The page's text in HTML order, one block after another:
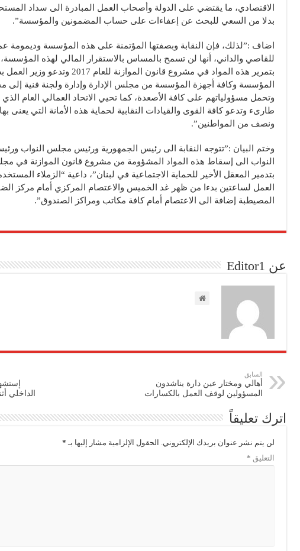
الاقتصادي، ما يقتضي على الدولة وأصحاب العمل المبادرة الى سداد
بدلا من السعي للبحث عن إعفاءات على حساب المضمونين والمؤسسة”.
اضاف :”لذلك، فإن النقابة وبصفتها المؤتمنة على هذه المؤسسة وديمومة
للقاصي والداني، أنها لن تسمح بالمساس بالاستقرار المالي لهذه
بتمرير هذه المواد في مشروع قانون
المؤسسة وكافة أجهزة المؤسسة من مجلس الإدارة وإدارة ولجنة فنية إلى
وتحمل مسؤولياتهم على كافة الأصعدة، كما تحيي الاتحاد العمالي العام
طارىء وتدعو كافة القوى والقيادات النقابية لحماية هذه الأمانة التي يعنى
ونصف من المواطنين”.
وختم البيان :”تتوجه النقابة الى رئيس الجمهورية ورئيس مجلس النواب
النواب الى إسقاط هذه المواد المشؤومة من مشروع قانون الموازنة في
بتدمير المعقل الأخير للحماية الاجتماعية في لبنان”، داعية “الزملاء
العمل لساعتين بدءا من ظهر غد الخميس والاعتصام المركزي أمام مركز
المصيطبة إضافة الى الاعتصام أمام كافة مكاتب ومراكز الصندوق”.
عن Editor1
السابق
أهالي ومختار عين دارة يناشدون
المسؤولين لوقف العمل بالكسارات
الداخلي
اترك تعليقاً
لن يتم نشر عنوان بريدك الإلكتروني. الحقول الإلزامية مشار إليها بـ *
التعليق *